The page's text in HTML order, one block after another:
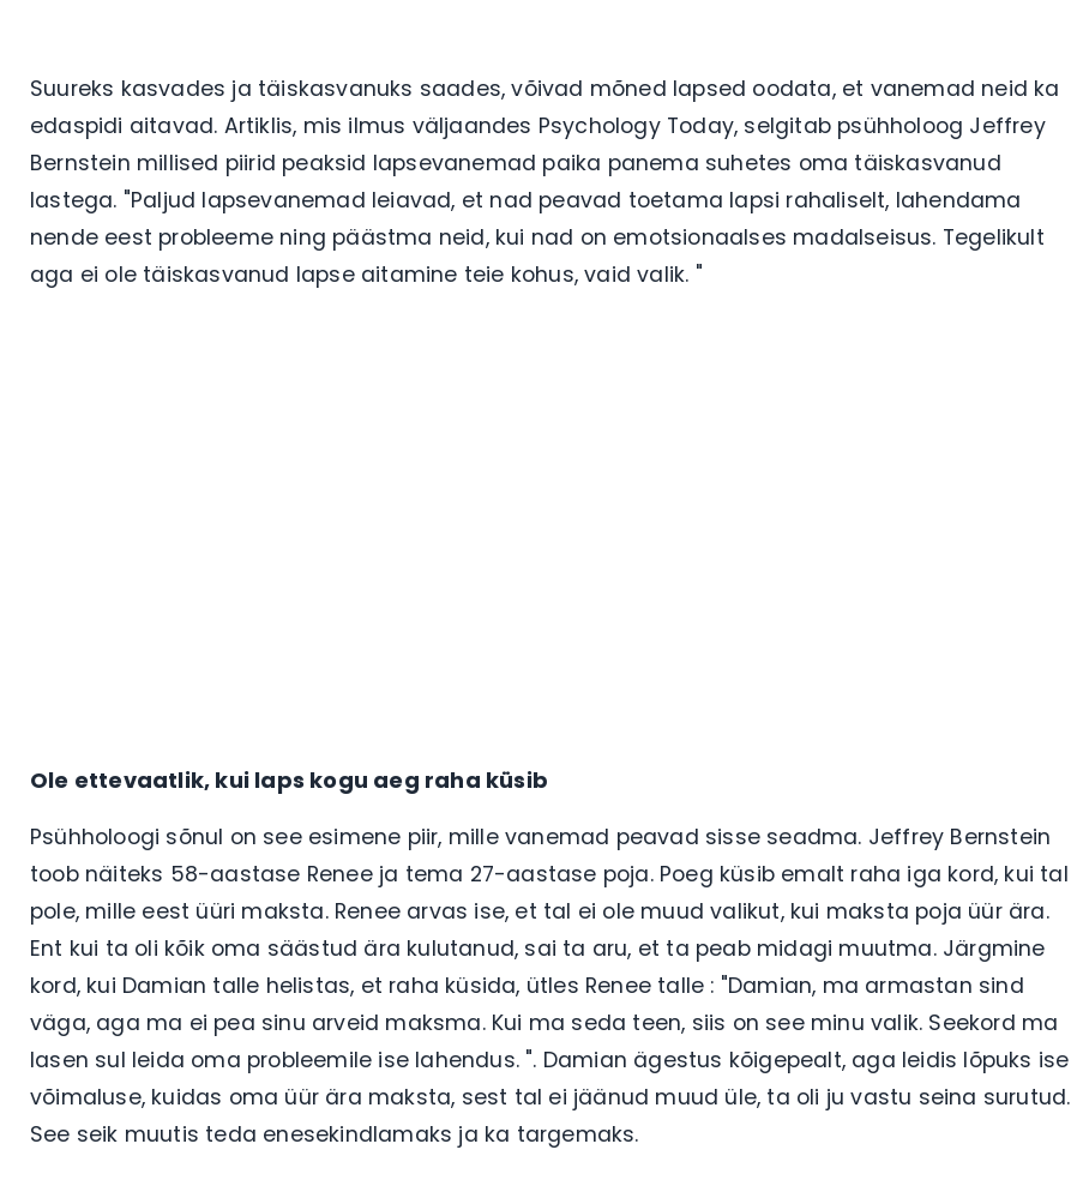
Suureks kasvades ja täiskasvanuks saades, võivad mõned lapsed oodata, et vanemad neid ka
edaspidi aitavad. Artiklis, mis ilmus väljaandes Psychology Today, selgitab psühholoog Jeffrey
Bernstein millised piirid peaksid lapsevanemad paika panema suhetes oma täiskasvanud
lastega. "Paljud lapsevanemad leiavad, et nad peavad toetama lapsi rahaliselt, lahendama
nende eest probleeme ning päästma neid, kui nad on emotsionaalses madalseisus. Tegelikult
aga ei ole täiskasvanud lapse aitamine teie kohus, vaid valik. "
Ole ettevaatlik, kui laps kogu aeg raha küsib
Psühholoogi sõnul on see esimene piir, mille vanemad peavad sisse seadma. Jeffrey Bernstein
toob näiteks 58-aastase Renee ja tema 27-aastase poja. Poeg küsib emalt raha iga kord, kui tal
pole, mille eest üüri maksta. Renee arvas ise, et tal ei ole muud valikut, kui maksta poja üür ära.
Ent kui ta oli kõik oma säästud ära kulutanud, sai ta aru, et ta peab midagi muutma. Järgmine
kord, kui Damian talle helistas, et raha küsida, ütles Renee talle : "Damian, ma armastan sind
väga, aga ma ei pea sinu arveid maksma. Kui ma seda teen, siis on see minu valik. Seekord ma
lasen sul leida oma probleemile ise lahendus. ". Damian ägestus kõigepealt, aga leidis lõpuks ise
võimaluse, kuidas oma üür ära maksta, sest tal ei jäänud muud üle, ta oli ju vastu seina surutud.
See seik muutis teda enesekindlamaks ja ka targemaks.